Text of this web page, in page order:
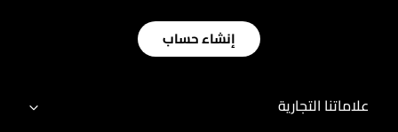
إنشاء حساب
علاماتنا التجارية